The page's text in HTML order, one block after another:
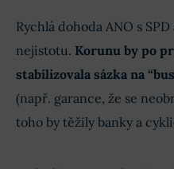
Rychlá dohoda ANO s
nejistotu. Korunu by po
stabilizovala sázka na
(např. garance, že se
toho by těžily banky a